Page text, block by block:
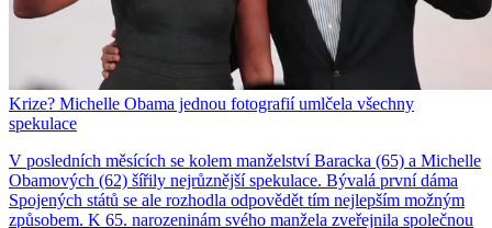
Krize? Michelle Obama jednou fotografií umlčela všechny
spekulace
V posledních měsících se kolem manželství Baracka (65) a Michelle
Obamových (62) šířily nejrůznější spekulace. Bývalá první dáma
Spojených států se ale rozhodla odpovědět tím nejlepším možným
způsobem. K 65. narozeninám svého manžela zveřejnila společnou